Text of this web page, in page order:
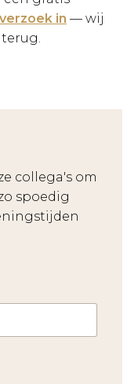
in — wij
collega's om
spoedig